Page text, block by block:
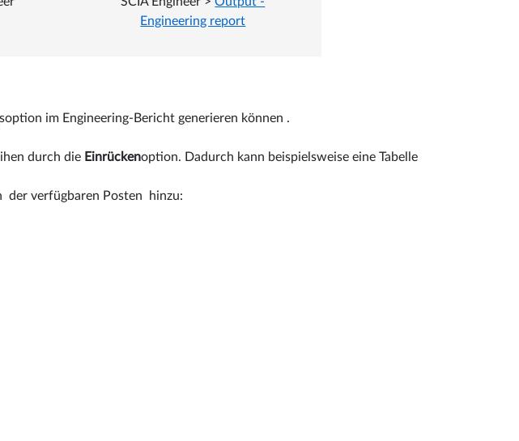
Engineering report
im Engineering-Bericht generieren können .
durch die Einrückenoption. Dadurch kann beispielsweise eine Tabelle
der verfügbaren Posten hinzu: